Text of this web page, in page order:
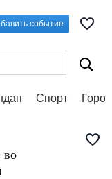
событие
Спорт
во